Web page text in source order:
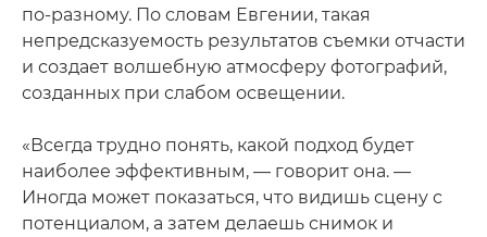
по-разному. По словам Евгении, такая
непредсказуемость результатов съемки отчасти
и создает волшебную атмосферу фотографий,
созданных при слабом освещении.
«Всегда трудно понять, какой подход будет
наиболее эффективным, — говорит она. —
Иногда может показаться, что видишь сцену с
потенциалом, а затем делаешь снимок и